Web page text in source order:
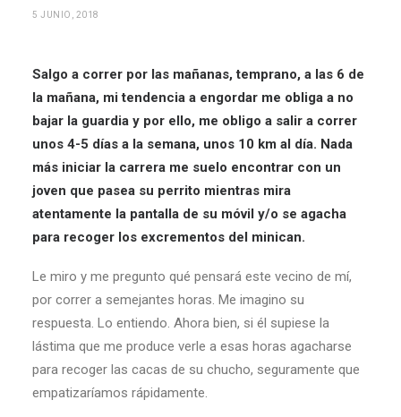
5 JUNIO, 2018
Salgo a correr por las mañanas, temprano, a las 6 de
la mañana, mi tendencia a engordar me obliga a no
bajar la guardia y por ello, me obligo a salir a correr
unos 4-5 días a la semana, unos 10 km al día. Nada
más iniciar la carrera me suelo encontrar con un
joven que pasea su perrito mientras mira
atentamente la pantalla de su móvil y/o se agacha
para recoger los excrementos del minican.
Le miro y me pregunto qué pensará este vecino de mí,
por correr a semejantes horas. Me imagino su
respuesta. Lo entiendo. Ahora bien, si él supiese la
lástima que me produce verle a esas horas agacharse
para recoger las cacas de su chucho, seguramente que
empatizaríamos rápidamente.